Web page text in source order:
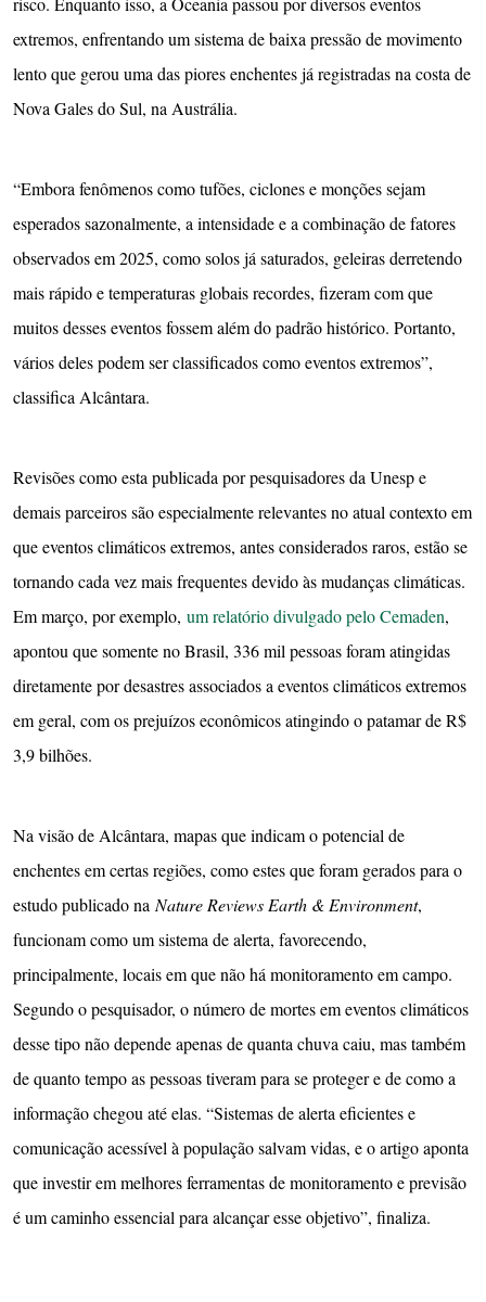
extremos, enfrentando um sistema de baixa pressão de movimento
lento que gerou uma das piores enchentes já registradas na costa de
Nova Gales do Sul, na Austrália.
“Embora fenômenos como tufões, ciclones e monções sejam
esperados sazonalmente, a intensidade e a combinação de fatores
observados em 2025, como solos já saturados, geleiras derretendo
mais rápido e temperaturas globais recordes, fizeram com que
muitos desses eventos fossem além do padrão histórico. Portanto,
vários deles podem ser classificados como eventos extremos”,
classifica Alcântara.
Revisões como esta publicada por pesquisadores da Unesp e
demais parceiros são especialmente relevantes no atual contexto em
que eventos climáticos extremos, antes considerados raros, estão se
tornando cada vez mais frequentes devido às mudanças climáticas.
Em março, por exemplo, um relatório divulgado pelo Cemaden,
apontou que somente no Brasil, 336 mil pessoas foram atingidas
diretamente por desastres associados a eventos climáticos extremos
em geral, com os prejuízos econômicos atingindo o patamar de R$
3,9 bilhões.
Na visão de Alcântara, mapas que indicam o potencial de
enchentes em certas regiões, como estes que foram gerados para o
estudo publicado naNature Reviews Earth & Environment,
funcionam como um sistema de alerta, favorecendo,
principalmente, locais em que não há monitoramento em campo.
Segundo o pesquisador, o número de mortes em eventos climáticos
desse tipo não depende apenas de quanta chuva caiu, mas também
de quanto tempo as pessoas tiveram para se proteger e de como a
informação chegou até elas. “Sistemas de alerta eficientes e
comunicação acessível à população salvam vidas, e o artigo aponta
que investir em melhores ferramentas de monitoramento e previsão
é um caminho essencial para alcançar esse objetivo”, finaliza.